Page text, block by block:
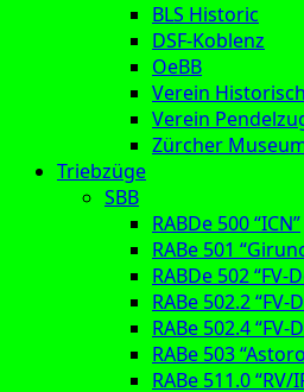
BLS Historic
DSF-Koblenz
OeBB
Verein
Verein
Zürcher
Triebzüge
SBB
RABDe 500 “ICN”
RABe 501
RABDe 502 “FV-
RABe 502.2 “FV-
RABe 502.4 “FV-
RABe 503
RABe 511.0 “RV/